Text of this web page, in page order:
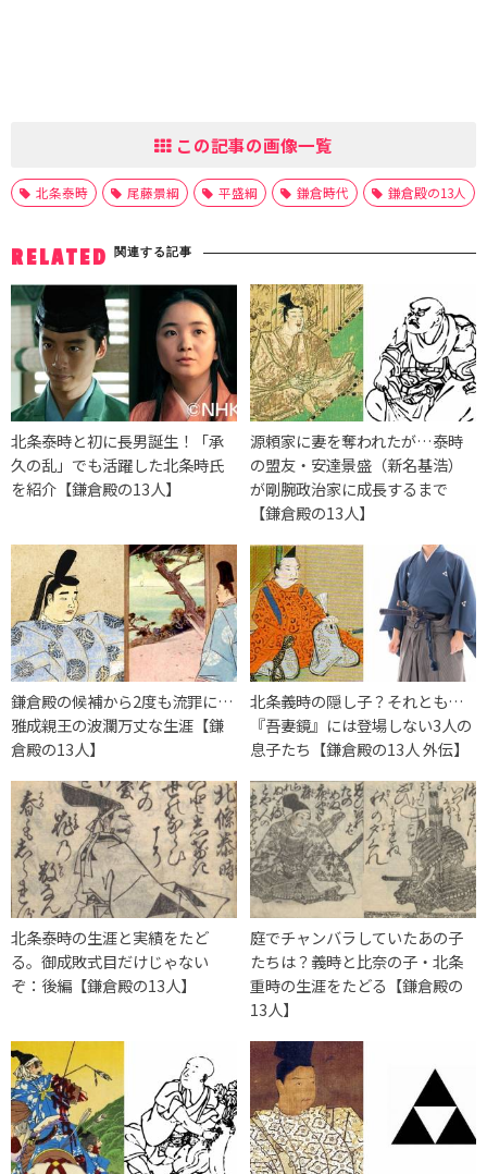
この記事の画像一覧
北条泰時 尾藤景綱 平盛綱 鎌倉時代 鎌倉殿の13人
RELATED 関連する記事
北条泰時と初に長男誕生！「承
久の乱」でも活躍した北条時氏
を紹介【鎌倉殿の13人】
源頼家に妻を奪われたが…泰時
の盟友・安達景盛（新名基浩）
が剛腕政治家に成長するまで
【鎌倉殿の13人】
鎌倉殿の候補から2度も流罪に…
雅成親王の波瀾万丈な生涯【鎌
倉殿の13人】
北条義時の隠し子？それとも…
『吾妻鏡』には登場しない3人の
息子たち【鎌倉殿の13人 外伝】
北条泰時の生涯と実績をたど
る。御成敗式目だけじゃない
ぞ：後編【鎌倉殿の13人】
庭でチャンバラしていたあの子
たちは？義時と比奈の子・北条
重時の生涯をたどる【鎌倉殿の
13人】